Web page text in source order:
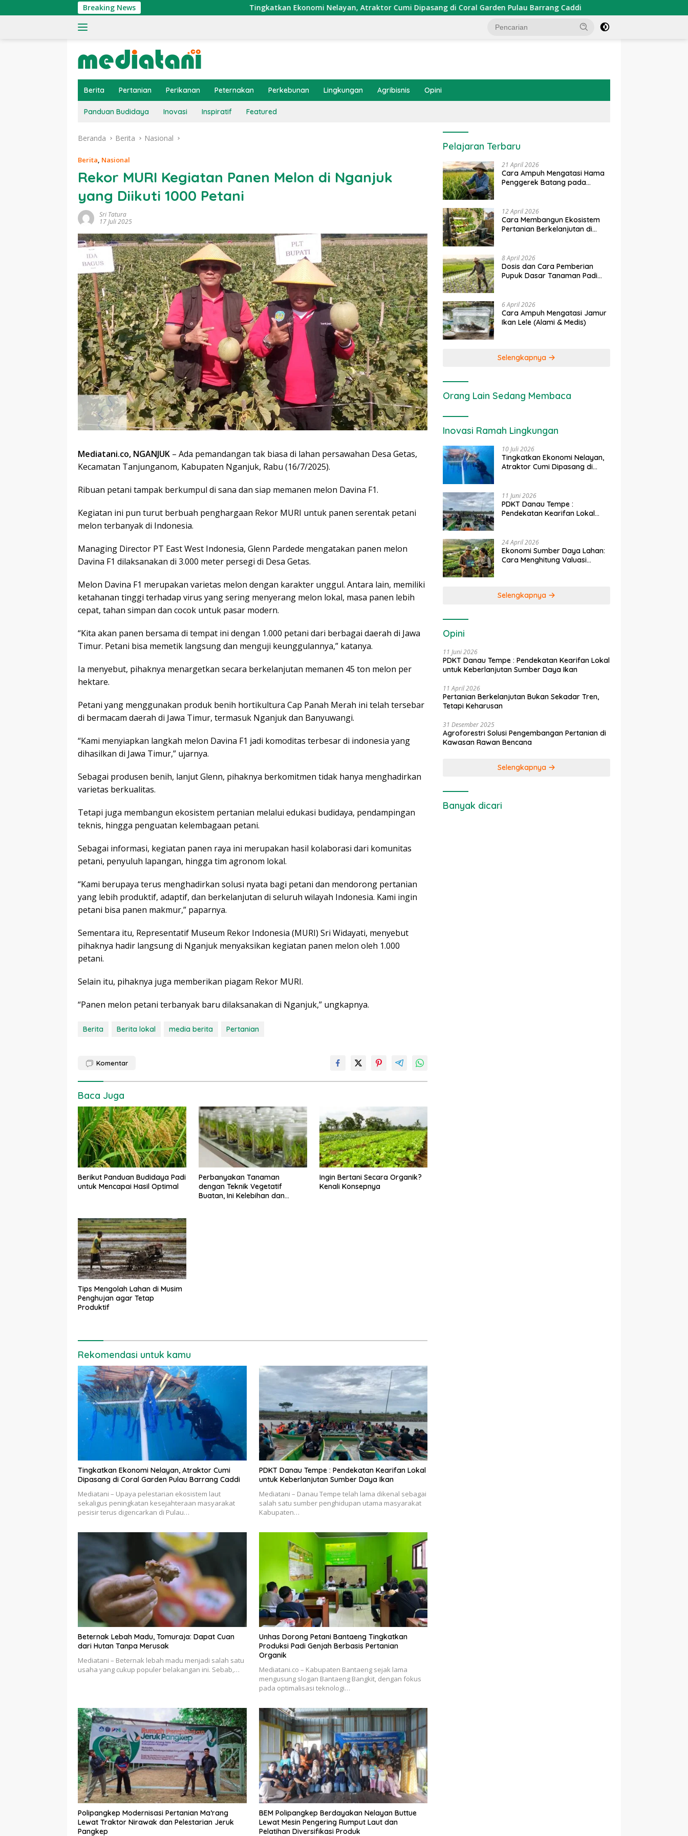
ke
Breaking News Tingkatkan Ekonomi Nelayan, Atraktor Cumi Dipasang di Coral Garden Pulau Barrang Caddi PDKT Danau Tempe : Pendekatan
Berita Pertanian Perikanan Peternakan Perkebunan Lingkungan Agribisnis Opini
Panduan Budidaya Inovasi Inspiratif Featured
Beranda Berita Nasional
Berita, Nasional
Rekor MURI Kegiatan Panen Melon di Nganjuk
yang Diikuti 1000 Petani
Sri Tatura
17 Juli 2025
Mediatani.co, NGANJUK – Ada pemandangan tak biasa di lahan persawahan Desa Getas,
Kecamatan Tanjunganom, Kabupaten Nganjuk, Rabu (16/7/2025).
Ribuan petani tampak berkumpul di sana dan siap memanen melon Davina F1.
Kegiatan ini pun turut berbuah penghargaan Rekor MURI untuk panen serentak petani
melon terbanyak di Indonesia.
Managing Director PT East West Indonesia, Glenn Pardede mengatakan panen melon
Davina F1 dilaksanakan di 3.000 meter persegi di Desa Getas.
Melon Davina F1 merupakan varietas melon dengan karakter unggul. Antara lain, memiliki
ketahanan tinggi terhadap virus yang sering menyerang melon lokal, masa panen lebih
cepat, tahan simpan dan cocok untuk pasar modern.
“Kita akan panen bersama di tempat ini dengan 1.000 petani dari berbagai daerah di Jawa
Timur. Petani bisa memetik langsung dan menguji keunggulannya,” katanya.
Ia menyebut, pihaknya menargetkan secara berkelanjutan memanen 45 ton melon per
hektare.
Petani yang menggunakan produk benih hortikultura Cap Panah Merah ini telah tersebar
di bermacam daerah di Jawa Timur, termasuk Nganjuk dan Banyuwangi.
“Kami menyiapkan langkah melon Davina F1 jadi komoditas terbesar di indonesia yang
dihasilkan di Jawa Timur,” ujarnya.
Sebagai produsen benih, lanjut Glenn, pihaknya berkomitmen tidak hanya menghadirkan
varietas berkualitas.
Tetapi juga membangun ekosistem pertanian melalui edukasi budidaya, pendampingan
teknis, hingga penguatan kelembagaan petani.
Sebagai informasi, kegiatan panen raya ini merupakan hasil kolaborasi dari komunitas
petani, penyuluh lapangan, hingga tim agronom lokal.
“Kami berupaya terus menghadirkan solusi nyata bagi petani dan mendorong pertanian
yang lebih produktif, adaptif, dan berkelanjutan di seluruh wilayah Indonesia. Kami ingin
petani bisa panen makmur,” paparnya.
Sementara itu, Representatif Museum Rekor Indonesia (MURI) Sri Widayati, menyebut
pihaknya hadir langsung di Nganjuk menyaksikan kegiatan panen melon oleh 1.000
petani.
Selain itu, pihaknya juga memberikan piagam Rekor MURI.
“Panen melon petani terbanyak baru dilaksanakan di Nganjuk,” ungkapnya.
Berita Berita lokal media berita Pertanian
Komentar
Baca Juga
Berikut Panduan Budidaya Padi
untuk Mencapai Hasil Optimal
Perbanyakan Tanaman
dengan Teknik Vegetatif
Buatan, Ini Kelebihan dan
Ingin Bertani Secara Organik?
Kenali Konsepnya
Tips Mengolah Lahan di Musim
Penghujan agar Tetap
Produktif
Rekomendasi untuk kamu
Tingkatkan Ekonomi Nelayan, Atraktor Cumi
Dipasang di Coral Garden Pulau Barrang Caddi
Mediatani – Upaya pelestarian ekosistem laut
sekaligus peningkatan kesejahteraan masyarakat
pesisir terus digencarkan di Pulau…
PDKT Danau Tempe : Pendekatan Kearifan Lokal
untuk Keberlanjutan Sumber Daya Ikan
Mediatani – Danau Tempe telah lama dikenal sebagai
salah satu sumber penghidupan utama masyarakat
Kabupaten…
Beternak Lebah Madu, Tomuraja: Dapat Cuan
dari Hutan Tanpa Merusak
Mediatani – Beternak lebah madu menjadi salah satu
usaha yang cukup populer belakangan ini. Sebab,…
Unhas Dorong Petani Bantaeng Tingkatkan
Produksi Padi Genjah Berbasis Pertanian
Organik
Mediatani.co – Kabupaten Bantaeng sejak lama
mengusung slogan Bantaeng Bangkit, dengan fokus
pada optimalisasi teknologi…
Polipangkep Modernisasi Pertanian Ma’rang
Lewat Traktor Nirawak dan Pelestarian Jeruk
Pangkep
BEM Polipangkep Berdayakan Nelayan Buttue
Lewat Mesin Pengering Rumput Laut dan
Pelatihan Diversifikasi Produk
Pelajaran Terbaru
21 April 2026
Cara Ampuh Mengatasi Hama
Penggerek Batang pada
12 April 2026
Cara Membangun Ekosistem
Pertanian Berkelanjutan di
8 April 2026
Dosis dan Cara Pemberian
Pupuk Dasar Tanaman Padi
6 April 2026
Cara Ampuh Mengatasi Jamur
Ikan Lele (Alami & Medis)
Selengkapnya
Orang Lain Sedang Membaca
Inovasi Ramah Lingkungan
10 Juli 2026
Tingkatkan Ekonomi Nelayan,
Atraktor Cumi Dipasang di
11 Juni 2026
PDKT Danau Tempe :
Pendekatan Kearifan Lokal
24 April 2026
Ekonomi Sumber Daya Lahan:
Cara Menghitung Valuasi
Selengkapnya
Opini
11 Juni 2026
PDKT Danau Tempe : Pendekatan Kearifan Lokal
untuk Keberlanjutan Sumber Daya Ikan
11 April 2026
Pertanian Berkelanjutan Bukan Sekadar Tren,
Tetapi Keharusan
31 Desember 2025
Agroforestri Solusi Pengembangan Pertanian di
Kawasan Rawan Bencana
Selengkapnya
Banyak dicari